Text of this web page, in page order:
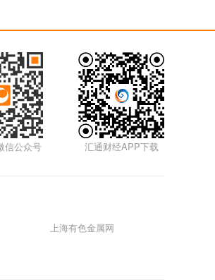
汇通财经APP下载
信公众号
上海有色金属网